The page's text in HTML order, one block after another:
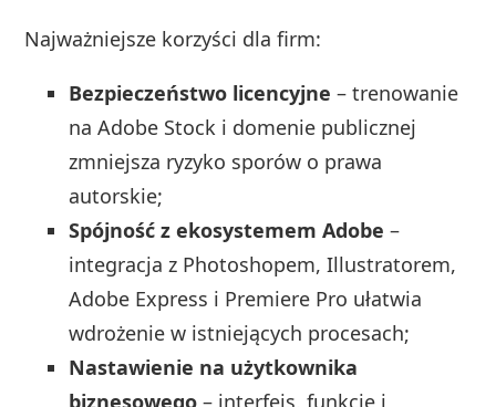
Najważniejsze korzyści dla firm:
Bezpieczeństwo licencyjne – trenowanie
na Adobe Stock i domenie publicznej
zmniejsza ryzyko sporów o prawa
autorskie;
Spójność z ekosystemem Adobe –
integracja z Photoshopem, Illustratorem,
Adobe Express i Premiere Pro ułatwia
wdrożenie w istniejących procesach;
Nastawienie na użytkownika
biznesowego – interfejs, funkcje i